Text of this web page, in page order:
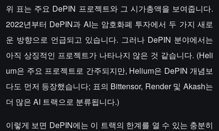
위 표는 주요 DePIN 프로젝트와 그 시가총액을 보여줍니다.
2022년부터 DePIN과 AI는 암호화폐 투자에서 두 가지 새로
운 방향으로 언급되고 있습니다. 그러나 DePIN 분야에서는
아직 상징적인 프로젝트가 나타나지 않은 것 같습니다. (Heli
um은 주요 프로젝트로 간주되지만, Helium은 DePIN 개념보
다도 먼저 등장했습니다; 표의 Bittensor, Render 및 Akash는
더 많은 AI 트랙으로 분류됩니다.)
이렇게 보면 DePIN에는 이 트랙의 한계를 열 수 있는 충분히